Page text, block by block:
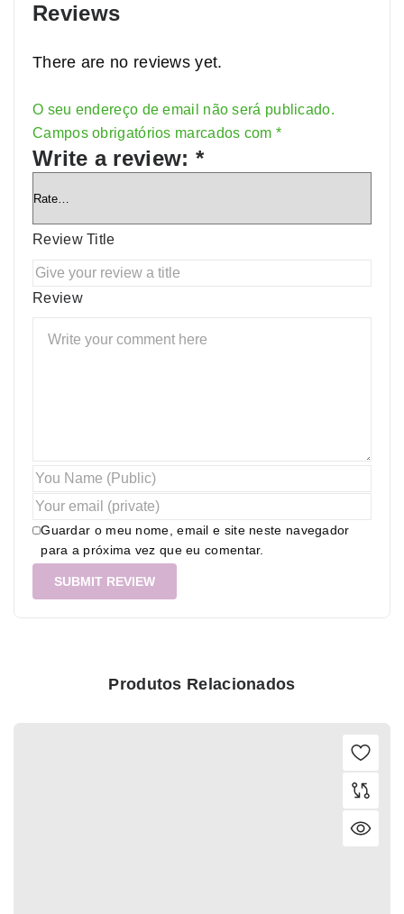
Reviews
There are no reviews yet.
O seu endereço de email não será publicado.
Campos obrigatórios marcados com *
Write a review: *
Review Title
Review
Guardar o meu nome, email e site neste navegador
para a próxima vez que eu comentar.
Alternative:
Produtos Relacionados